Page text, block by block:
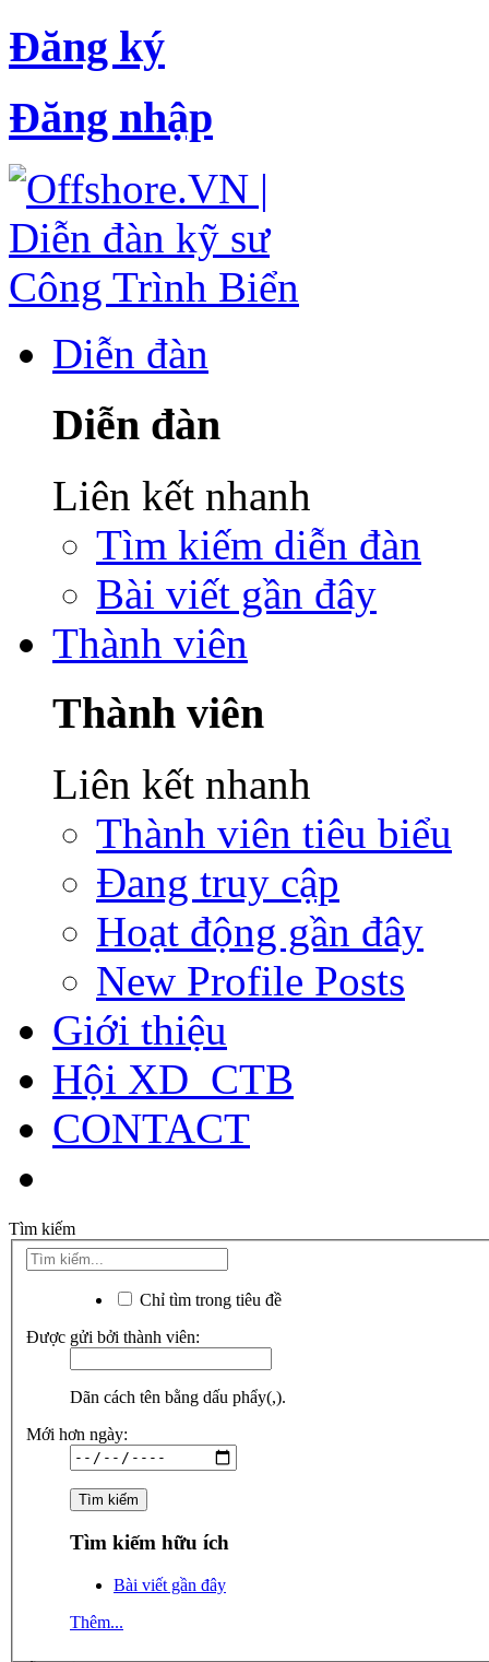
Đăng ký
Đăng nhập
Diễn đàn
Diễn đàn
Liên kết nhanh
Tìm kiếm diễn đàn
Bài viết gần đây
Thành viên
Thành viên
Liên kết nhanh
Thành viên tiêu biểu
Đang truy cập
Hoạt động gần đây
New Profile Posts
Giới thiệu
Hội XD_CTB
CONTACT
Tìm kiếm
Chỉ tìm trong tiêu đề
Được gửi bởi thành viên:
Dãn cách tên bằng dấu phẩy(,).
Mới hơn ngày:
Tìm kiếm hữu ích
Bài viết gần đây
Thêm...